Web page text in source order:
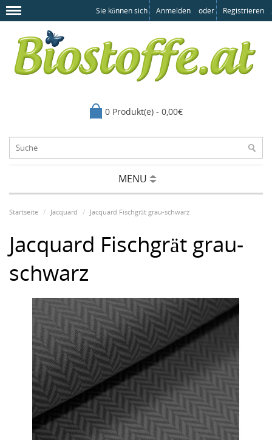
Sie können sich Anmelden oder Registrieren .
0 Produkt(e) - 0,00€
MENU
Startseite Jacquard Jacquard Fischgrät grau-schwarz
Jacquard Fischgrät grau-
schwarz